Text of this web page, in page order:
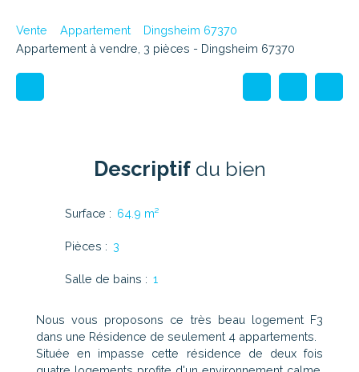
Vente Appartement
Dingsheim 67370
Appartement à vendre, 3 pièces - Dingsheim 67370
Descriptifdu bien
Surface : 64.9 m²
Pièces : 3
Salle de bains : 1
Nous vous proposons ce très beau logement F3
dans une Résidence de seulement 4 appartements.
Située en impasse cette résidence de deux fois